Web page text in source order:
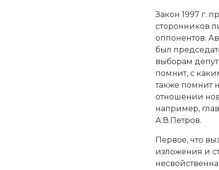
Закон 1997 г.
сторонников
оппонентов.
был
выборам
помнит, с
также помнит
отношении
например,
А.В.Петров.
Первое, что
изложения и